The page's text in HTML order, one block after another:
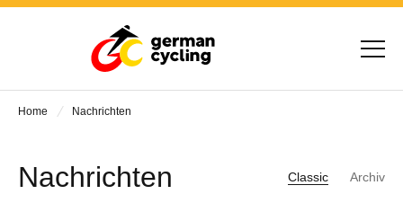
Home Nachrichten
Nachrichten Classic Archiv